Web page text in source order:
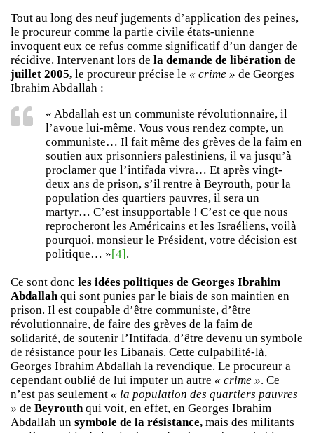
Tout au long des neuf jugements d’application des peines,
le procureur comme la partie civile états-unienne
invoquent eux ce refus comme significatif d’un danger de
récidive. Intervenant lors de la demande de libération de
juillet 2005, le procureur précise le « crime » de Georges
Ibrahim Abdallah :
« Abdallah est un communiste révolutionnaire, il
l’avoue lui-même. Vous vous rendez compte, un
communiste… Il fait même des grèves de la faim en
soutien aux prisonniers palestiniens, il va jusqu’à
proclamer que l’intifada vivra… Et après vingt-
deux ans de prison, s’il rentre à Beyrouth, pour la
population des quartiers pauvres, il sera un
martyr… C’est insupportable ! C’est ce que nous
reprocheront les Américains et les Israéliens, voilà
pourquoi, monsieur le Président, votre décision est
politique… »[4] .
Ce sont donc les idées politiques de Georges Ibrahim
Abdallahqui sont punies par le biais de son maintien en
prison. Il est coupable d’être communiste, d’être
révolutionnaire, de faire des grèves de la faim de
solidarité, de soutenir l’Intifada, d’être devenu un symbole
de résistance pour les Libanais. Cette culpabilité-là,
Georges Ibrahim Abdallah la revendique. Le procureur a
cependant oublié de lui imputer un autre « crime ». Ce
n’est pas seulement « la population des quartiers pauvres
» de Beyrouthqui voit, en effet, en Georges Ibrahim
Abdallah un symbole de la résistance, mais des militants